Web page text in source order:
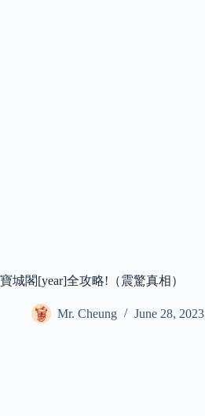
寶城閣[year]全攻略!（震驚真相）
Mr. Cheung June 28, 2023